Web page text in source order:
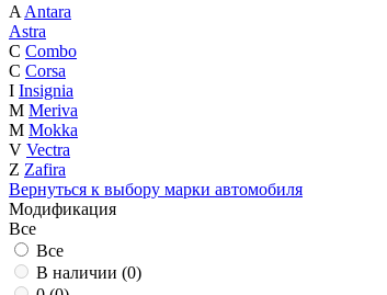
A Antara
Astra
C Combo
C Corsa
I Insignia
M Meriva
M Mokka
V Vectra
Z Zafira
Вернуться к выбору марки автомобиля
Модификация
Все
Все
В наличии (0)